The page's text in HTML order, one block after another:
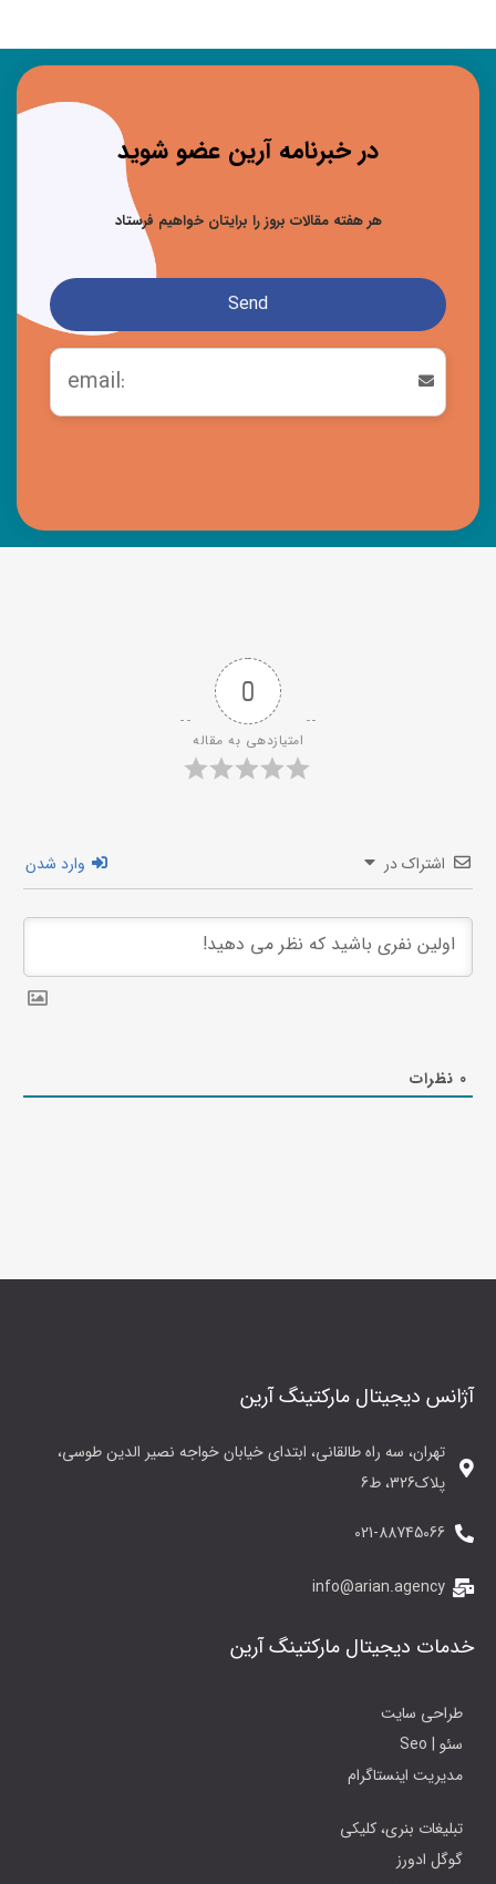
در خبرنامه آرین عضو شوید
هر هفته مقالات بروز را برایتان خواهیم فرستاد
Send
0
امتیازدهی به مقاله
اشتراک در وارد شدن
0 نظرات
آژانس دیجیتال مارکتینگ آرین
تهران، سه راه طالقانی، ابتدای خیابان خواجه نصیر الدین طوسی،
پلاک326، ط6
021-88745066
info@arian.agency
خدمات دیجیتال مارکتینگ آرین
طراحی سایت
سئو | Seo
مدیریت اینستاگرام
تبلیغات بنری، کلیکی
گوگل ادورز